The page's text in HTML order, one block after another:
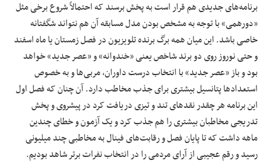
برنامه‌های جدیدی هم قرار است به پخش برسند که احتمالاً شروع برخی مثل
«دورهمی» با توجه به مشخص بودن مدل مسابقه آن هم نتواند شگفتانه
خاصی باشد. این میان همه برگ برنده تلویزیون در فصل زمستان یا ماه اسفند
و حتی نوروز روی دو برند شاخص یعنی «خندوانه» و «عصر جدید» خواهد
بود و باز «عصر جدید» با انتخاب درست داوران، مربی‌ها و به خصوص
استعدادها پتانسیل بیشتری برای جذب مخاطب دارد. آن چنان که فصل اول
این برنامه هر چقدر نقدهای تند و تیزی دریافت کرد در پیشروی و پخش
تدریجی مخاطبان بیشتری را هم جذب کرد و یک آزمون و خطای چندین
ماهه داشت که تا پایان فصل و رقابت‌های فینال به مخاطبی چند میلیونی
رسید و رقم عجیبی از آرای مردمی را در انتخاب نفرات برتر شاهد بودیم.